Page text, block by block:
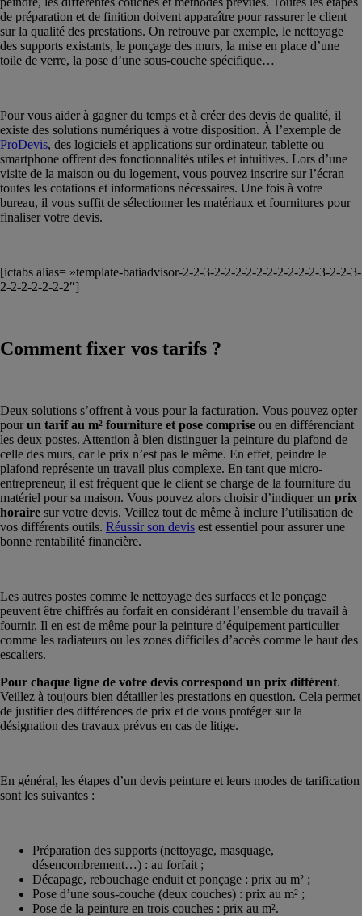
de préparation et de finition doivent apparaître pour rassurer le client
sur la qualité des prestations. On retrouve par exemple, le nettoyage
des supports existants, le ponçage des murs, la mise en place d’une
toile de verre, la pose d’une sous-couche spécifique…
Pour vous aider à gagner du temps et à créer des devis de qualité, il
existe des solutions numériques à votre disposition. À l’exemple de
ProDevis, des logiciels et applications sur ordinateur, tablette ou
smartphone offrent des fonctionnalités utiles et intuitives. Lors d’une
visite de la maison ou du logement, vous pouvez inscrire sur l’écran
toutes les cotations et informations nécessaires. Une fois à votre
bureau, il vous suffit de sélectionner les matériaux et fournitures pour
finaliser votre devis.
[ictabs alias= »template-batiadvisor-2-2-3-2-2-2-2-2-2-2-2-2-2-3-2-2-3-
2-2-2-2-2-2-2″]
Comment fixer vos tarifs ?
Deux solutions s’offrent à vous pour la facturation. Vous pouvez opter
pourun tarif au m² fourniture et pose comprise ou en différenciant
les deux postes. Attention à bien distinguer la peinture du plafond de
celle des murs, car le prix n’est pas le même. En effet, peindre le
plafond représente un travail plus complexe. En tant que micro-
entrepreneur, il est fréquent que le client se charge de la fourniture du
matériel pour sa maison. Vous pouvez alors choisir d’indiquerun prix
horaire sur votre devis. Veillez tout de même à inclure l’utilisation de
vos différents outils. Réussir son devis est essentiel pour assurer une
bonne rentabilité financière.
Les autres postes comme le nettoyage des surfaces et le ponçage
peuvent être chiffrés au forfait en considérant l’ensemble du travail à
fournir. Il en est de même pour la peinture d’équipement particulier
comme les radiateurs ou les zones difficiles d’accès comme le haut des
escaliers.
Pour chaque ligne de votre devis correspond un prix différent.
Veillez à toujours bien détailler les prestations en question. Cela permet
de justifier des différences de prix et de vous protéger sur la
désignation des travaux prévus en cas de litige.
En général, les étapes d’un devis peinture et leurs modes de tarification
sont les suivantes :
Préparation des supports (nettoyage, masquage,
désencombrement…) : au forfait ;
Décapage, rebouchage enduit et ponçage : prix au m² ;
Pose d’une sous-couche (deux couches) : prix au m² ;
Pose de la peinture en trois couches : prix au m².